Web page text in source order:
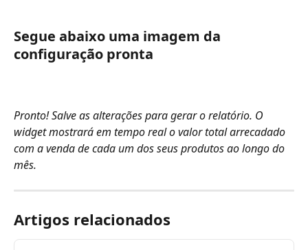
Segue abaixo uma imagem da
configuração pronta
Pronto! Salve as alterações para gerar o relatório. O
widget mostrará em tempo real o valor total arrecadado
com a venda de cada um dos seus produtos ao longo do
mês.
Artigos relacionados